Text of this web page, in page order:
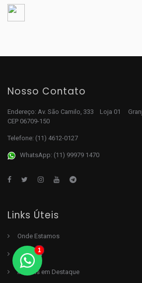
Nosso Contato
Endereço: Av. São Camilo, 333 Loja 01
CEP 06709-150
Telefone: (11) 4612-0127
WhatsApp: (11) 99979 1470
Links Úteis
Onde Estamos
Serviços
Imóveis em Destaque
1